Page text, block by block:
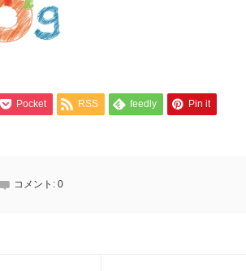
Pocket RSS feedly Pin it
コメント: 0